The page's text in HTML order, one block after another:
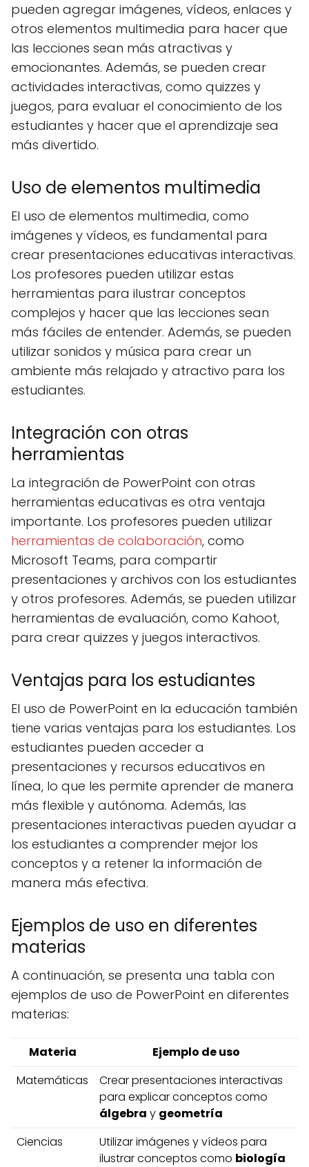
pueden agregar imágenes, vídeos, enlaces y
otros elementos multimedia para hacer que
las lecciones sean más atractivas y
emocionantes. Además, se pueden crear
actividades interactivas, como quizzes y
juegos, para evaluar el conocimiento de los
estudiantes y hacer que el aprendizaje sea
más divertido.
Uso de elementos multimedia
El uso de elementos multimedia, como
imágenes y vídeos, es fundamental para
crear presentaciones educativas interactivas.
Los profesores pueden utilizar estas
herramientas para ilustrar conceptos
complejos y hacer que las lecciones sean
más fáciles de entender. Además, se pueden
utilizar sonidos y música para crear un
ambiente más relajado y atractivo para los
estudiantes.
Integración con otras
herramientas
La integración de PowerPoint con otras
herramientas educativas es otra ventaja
importante. Los profesores pueden utilizar
herramientas de colaboración, como
Microsoft Teams, para compartir
presentaciones y archivos con los estudiantes
y otros profesores. Además, se pueden utilizar
herramientas de evaluación, como Kahoot,
para crear quizzes y juegos interactivos.
Ventajas para los estudiantes
El uso de PowerPoint en la educación también
tiene varias ventajas para los estudiantes. Los
estudiantes pueden acceder a
presentaciones y recursos educativos en
línea, lo que les permite aprender de manera
más flexible y autónoma. Además, las
presentaciones interactivas pueden ayudar a
los estudiantes a comprender mejor los
conceptos y a retener la información de
manera más efectiva.
Ejemplos de uso en diferentes
materias
A continuación, se presenta una tabla con
ejemplos de uso de PowerPoint en diferentes
materias:
Materia
Ejemplo de uso
Matemáticas
Crear presentaciones interactivas
para explicar conceptos como
álgebra y geometría
Ciencias
Utilizar imágenes y vídeos para
ilustrar conceptos como biología